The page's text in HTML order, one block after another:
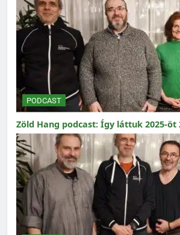
PODCAST
Zöld Hang podcast: Így láttuk 2025-öt